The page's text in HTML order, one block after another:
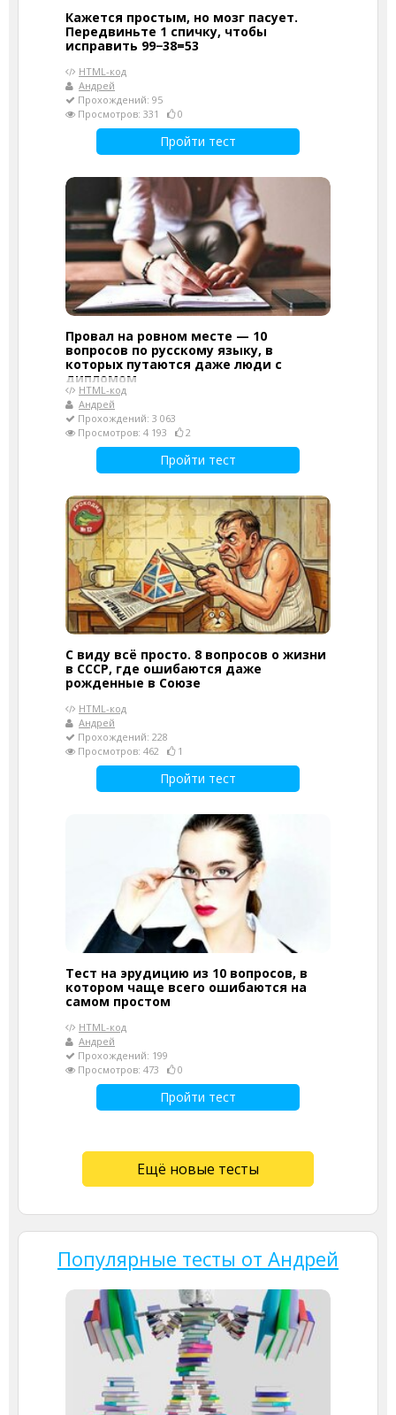
Кажется простым, но мозг пасует.
Передвиньте 1 спичку, чтобы
исправить 99−38=53
HTML-код
Андрей
Прохождений: 95
Просмотров: 331
0
Пройти тест
Провал на ровном месте — 10
вопросов по русскому языку, в
которых путаются даже люди с
дипломом
HTML-код
Андрей
Прохождений: 3 063
Просмотров: 4 193
2
Пройти тест
С виду всё просто. 8 вопросов о жизни
в СССР, где ошибаются даже
рожденные в Союзе
HTML-код
Андрей
Прохождений: 228
Просмотров: 462
1
Пройти тест
Тест на эрудицию из 10 вопросов, в
котором чаще всего ошибаются на
самом простом
HTML-код
Андрей
Прохождений: 199
Просмотров: 473
0
Пройти тест
Ещё новые тесты
Популярные тесты от Андрей